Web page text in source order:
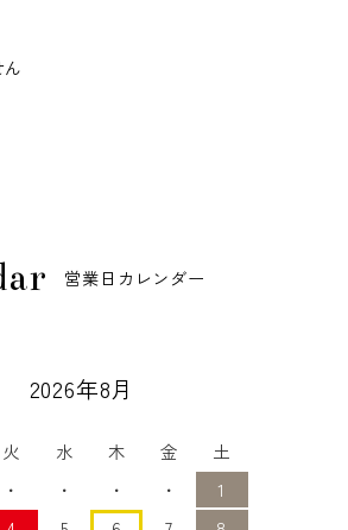
営業日カレンダー
2026年8月
火 水 木 金
土
・ ・ ・ ・
1